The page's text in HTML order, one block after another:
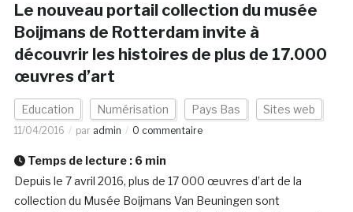
Le nouveau portail collection du musée
Boijmans de Rotterdam invite à
découvrir les histoires de plus de 17.000
œuvres d’art
Education Numérisation Pays Bas Sites web
11/04/2016 par admin 0 commentaire
Temps de lecture : 6 min
Depuis le 7 avril 2016, plus de 17 000 œuvres d’art de la
collection du Musée Boijmans Van Beuningen sont